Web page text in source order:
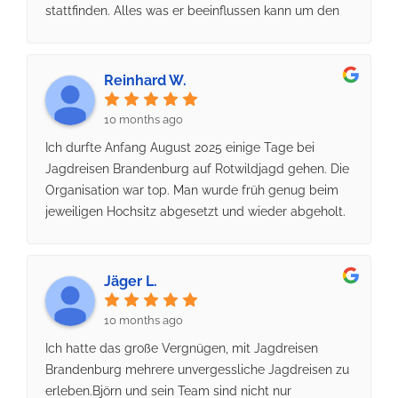
Übernachtung. Björn und sein Team helfen einem
wirklich zum perfekten Jagderlebnis. Ihr seid klasse,
macht genauso weiter!
stattfinden. Alles was er beeinflussen kann um den
Reinhard W.
10 months ago
Ich durfte Anfang August 2025 einige Tage bei
Jagdreisen Brandenburg auf Rotwildjagd gehen. Die
Organisation war top. Man wurde früh genug beim
jeweiligen Hochsitz abgesetzt und wieder abgeholt.
während der Fahrt gerne über jagdliche
Gegebenheiten. Ich hatte während der drei Tage
alle Schalenwildarten (Hirsche, Dammwild, Rehwild
u Schwarzwild), sowie Fuchs u Dachse im Anblick.
Auch mit dem Weidmannsheil hat es geklappt.
Konnte einen Junghirsch (6er) vom Hochsitz aus
Jäger L.
10 months ago
Ich hatte das große Vergnügen, mit Jagdreisen
Brandenburg mehrere unvergessliche Jagdreisen zu
erleben.Björn und sein Team sind nicht nur